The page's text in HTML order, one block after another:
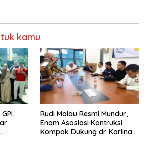
kamu
Rudi Malau Resmi Mundur,
Enam Asosiasi Kontruksi
Kompak Dukung dr. Karlina